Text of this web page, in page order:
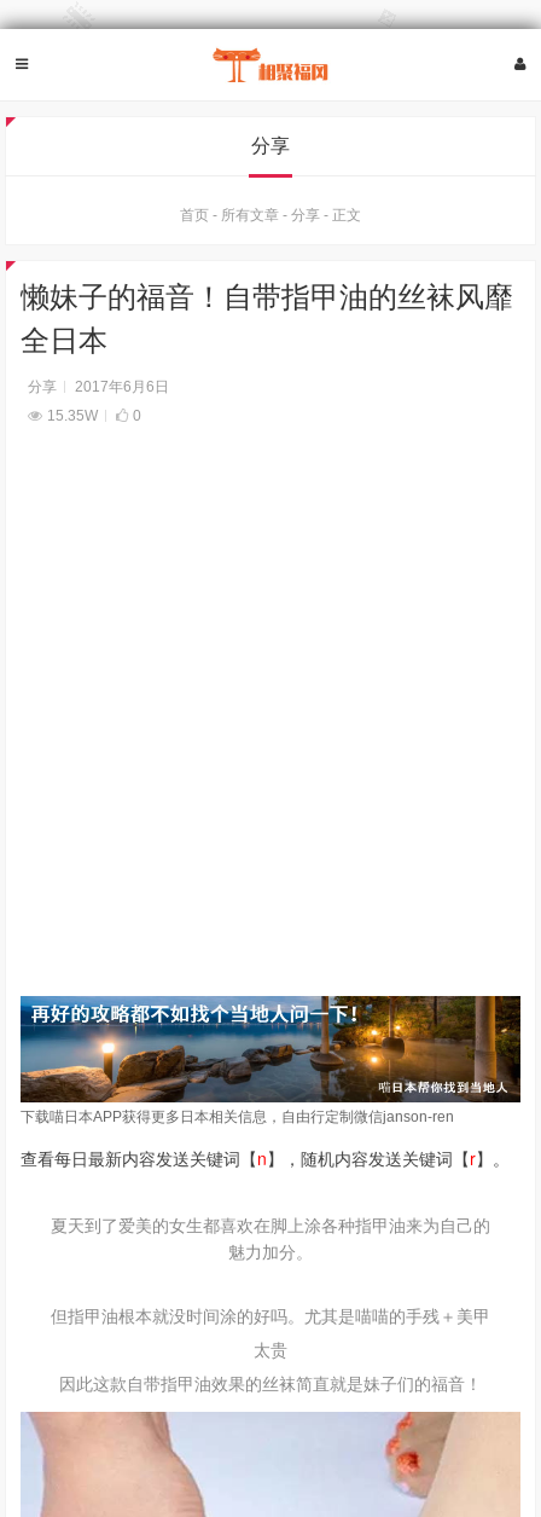
分享
首页 - 所有文章 - 分享 - 正文
懒妹子的福音！自带指甲油的丝袜风靡
全日本
分享
2017年6月6日
15.35W
0
下载喵日本APP获得更多日本相关信息，自由行定制微信janson-ren
查看每日最新内容发送关键词【n】，随机内容发送关键词【r】。
夏天到了爱美的女生都喜欢在脚上涂各种指甲油来为自己的
魅力加分。
但指甲油根本就没时间涂的好吗。尤其是喵喵的手残＋美甲
太贵
因此这款自带指甲油效果的丝袜简直就是妹子们的福音！